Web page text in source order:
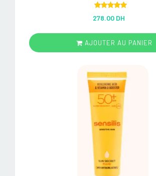
out of 5
278.00 DH
AJOUTER AU PANIER